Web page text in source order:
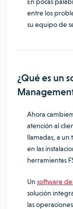
entre los
su equipo de
¿Qué es un
Ahora
atención al
llamadas, a
en las
herramientas
Un software
solución
las